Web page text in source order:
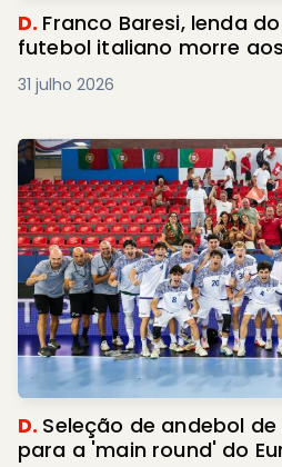
D. Franco Baresi, lenda
futebol italiano morre
31 julho 2026
D. Seleção de andebol
para a 'main round' do